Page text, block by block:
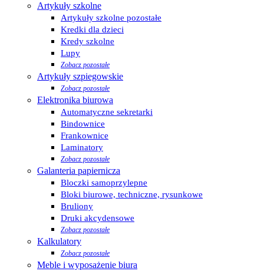
Artykuły szkolne
Artykuły szkolne pozostałe
Kredki dla dzieci
Kredy szkolne
Lupy
Zobacz pozostałe
Artykuły szpiegowskie
Zobacz pozostałe
Elektronika biurowa
Automatyczne sekretarki
Bindownice
Frankownice
Laminatory
Zobacz pozostałe
Galanteria papiernicza
Bloczki samoprzylepne
Bloki biurowe, techniczne, rysunkowe
Bruliony
Druki akcydensowe
Zobacz pozostałe
Kalkulatory
Zobacz pozostałe
Meble i wyposażenie biura